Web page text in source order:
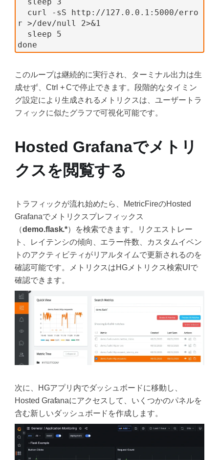
curl -sS http://127.0.0.1:5000/erro
r >/dev/null 2>&1
sleep 5
done
このループは継続的に実行され、ターミナル出力は生
成せず、Ctrl + Cで停止できます。段階的なタイミン
グ設定により生成されるメトリクスは、ユーザートラ
フィックに似たグラフで可視化可能です。
Hosted Grafanaでメトリ
クスを閲覧する
トラフィックが流れ始めたら、MetricFireのHosted
Grafanaでメトリクスプレフィックス
（demo.flask.*）を検索できます。リクエストレー
ト、レイテンシの傾向、エラー件数、カスタムイベン
トのアクティビティがリアルタイムで更新されるのを
確認可能です。メトリクスはHGメトリクス検索UIで
確認できます。
次に、HGアプリ内でダッシュボードに移動し、
Hosted Grafanaにアクセスして、いくつかのパネルを
含む新しいダッシュボードを作成します。